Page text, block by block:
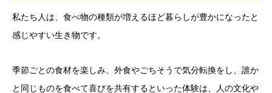
私たち人は、食べ物の種類が増えるほど暮らしが豊かになったと
感じやすい生き物です。
季節ごとの食材を楽しみ、外食やごちそうで気分転換をし、誰か
と同じものを食べて喜びを共有するといった体験は、人の文化や